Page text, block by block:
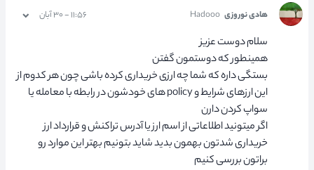
هادی نوروزی Hadooo ۱۱:۵۶ - ۳۰ آبان
سلام دوست عزیز
همینطور که دوستمون گفتن
بستگی داره که شما چه ارزی خریداری کرده باشی چون هر کدوم از
این ارزهای شرایط و policy های خودشون در رابطه با معامله یا
سواپ کردن دارن
اگر میتونید اطلاعاتی از اسم ارز یا آدرس تراکنش و قرارداد ارز
خریداری شدتون بهمون بدید شاید بتونیم بهتر این موارد رو
براتون بررسی کنیم